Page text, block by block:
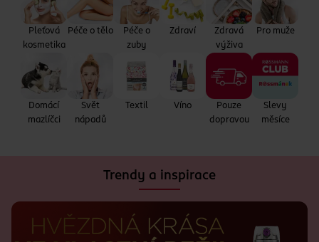
Pleťová
kosmetika
Péče o tělo
Péče o
zuby
Zdraví
Zdravá
výživa
Pro muže
Domácí
mazlíčci
Svět
nápadů
Textil Víno
Pouze
dopravou
Slevy
měsíce
Trendy a inspirace